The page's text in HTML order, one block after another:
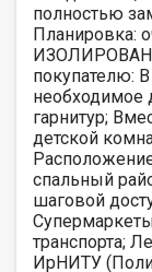
полностью
Планировка:
покупателю: В
необходимое
гарнитур;
детской
спальный
шаговой
транспорта;
ИрНИТУ